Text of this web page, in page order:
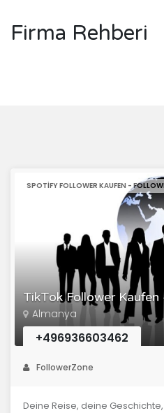
Firma Rehberi
TikTok Follower
SPOTIFY FOLLOWER KAUFEN -
Almanya
+496936603462
FollowerZone
Deine Reise, deine